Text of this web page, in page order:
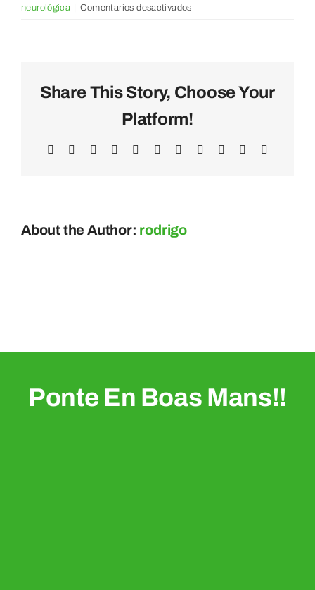
neurológica
Comentarios desactivadosen
fisioterapia
neurológica?
Share This Story, Choose Your
Platform!
Facebook RedditLinkedInWhatsAppTelegram
TumblrPinterest Xing
About the Author: rodrigo
Ponte En Boas Mans!!